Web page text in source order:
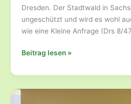
Dresden. Der Stadtwald in
ungeschützt und wird es wohl
wie eine Kleine Anfrage (Drs 8/
Innerstädtischer
bleibt
in
Beitrag lesen »